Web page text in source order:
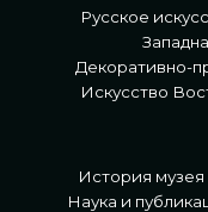
Русское
Декоративно-
Искусство
История музея
Наука и